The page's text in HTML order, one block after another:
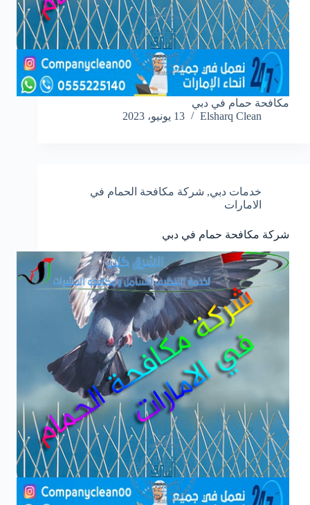
مكافحة حمام في دبي
Elsharq Clean
13 يونيو، 2023
خدمات دبي, شركة مكافحة الحمام في
الامارات
شركة مكافحة حمام في دبي